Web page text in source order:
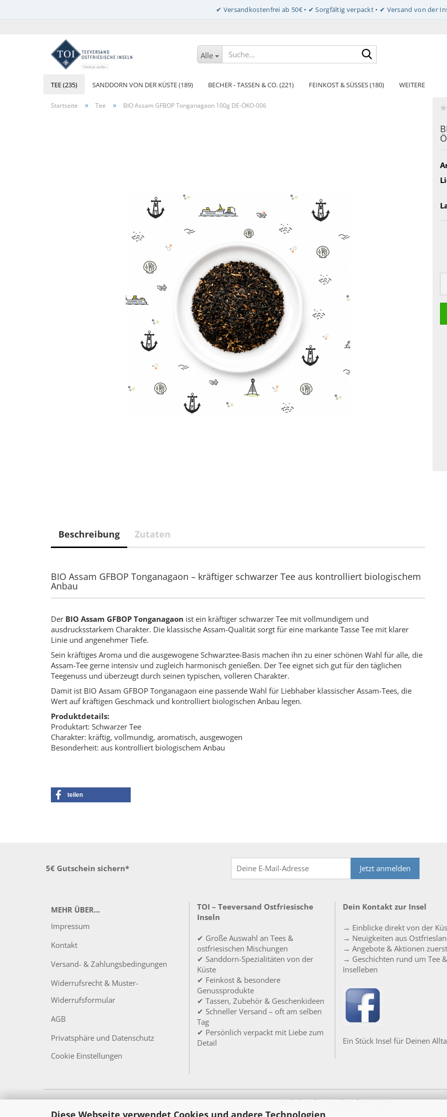
Diese Webseite verwendet Cookies und andere Technologien
Alle
TEE (235) SANDDORN VON DER KÜSTE (189) BECHER - TASSEN & CO. (221) FEINKOST & SÜSSES (180) WEITERE
Startseite » Tee » BIO Assam GFBOP Tonganagaon 100g DE-ÖKO-006
Beschreibung Zutaten
BIO Assam GFBOP Tonganagaon – kräftiger schwarzer Tee aus kontrolliert biologischem
Anbau
Der BIO Assam GFBOP Tonganagaon ist ein kräftiger schwarzer Tee mit vollmundigem und
ausdrucksstarkem Charakter. Die klassische Assam-Qualität sorgt für eine markante Tasse Tee mit klarer
Linie und angenehmer Tiefe.
Sein kräftiges Aroma und die ausgewogene Schwarztee-Basis machen ihn zu einer schönen Wahl für alle, die
Assam-Tee gerne intensiv und zugleich harmonisch genießen. Der Tee eignet sich gut für den täglichen
Teegenuss und überzeugt durch seinen typischen, volleren Charakter.
Damit ist BIO Assam GFBOP Tonganagaon eine passende Wahl für Liebhaber klassischer Assam-Tees, die
Wert auf kräftigen Geschmack und kontrolliert biologischen Anbau legen.
Produktdetails:
Produktart: Schwarzer Tee
Charakter: kräftig, vollmundig, aromatisch, ausgewogen
Besonderheit: aus kontrolliert biologischem Anbau
teilen
5€ Gutschein sichern* Jetzt anmelden
MEHR ÜBER...
Impressum
Kontakt
Versand- & Zahlungsbedingungen
Widerrufsrecht & Muster-
Widerrufsformular
AGB
Privatsphäre und Datenschutz
Cookie Einstellungen
TOI – Teeversand Ostfriesische
Inseln
✔ Große Auswahl an Tees &
ostfriesischen Mischungen
✔ Sanddorn-Spezialitäten von der
Küste
✔ Feinkost & besondere
Genussprodukte
✔ Tassen, Zubehör & Geschenkideen
✔ Schneller Versand – oft am selben
Tag
✔ Persönlich verpackt mit Liebe zum
Detail
Dein Kontakt zur Insel
→ Einblicke direkt von der
→ Neuigkeiten aus
→ Angebote & Aktionen
→ Geschichten rund um Tee &
Inselleben
Ein Stück Insel für Deinen
Webshopby Gambio.de © 2026